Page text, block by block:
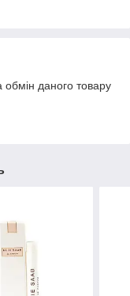
даного товару